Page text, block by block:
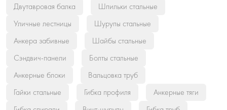
Двутавровая балка
Шпильки стальные
Уличные лестницы
Шурупы стальные
Анкера забивные
Шайбы стальные
Сэндвич-панели
Болты стальные
Анкерные блоки
Вальцовка труб
Гайки стальные
Гибка профиля
Анкерные тяги